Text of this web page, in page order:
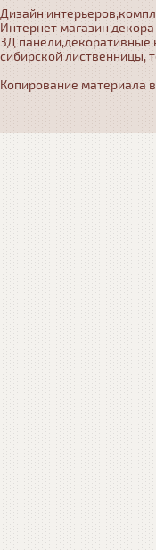
Дизайн
Интернет магазин
3Д панели,декоративные
сибирской лиственницы,
Копирование материала